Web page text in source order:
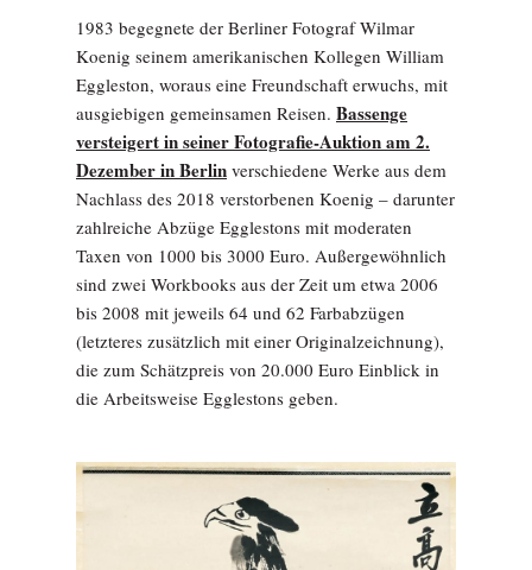
1983 begegnete der Berliner Fotograf Wilmar
Koenig seinem amerikanischen Kollegen William
Eggleston, woraus eine Freundschaft erwuchs, mit
ausgiebigen gemeinsamen Reisen. Bassenge
versteigert in seiner Fotografie-Auktion am 2.
Dezember in Berlin verschiedene Werke aus dem
Nachlass des 2018 verstorbenen Koenig – darunter
zahlreiche Abzüge Egglestons mit moderaten
Taxen von 1000 bis 3000 Euro. Außergewöhnlich
sind zwei Workbooks aus der Zeit um etwa 2006
bis 2008 mit jeweils 64 und 62 Farbabzügen
(letzteres zusätzlich mit einer Originalzeichnung),
die zum Schätzpreis von 20.000 Euro Einblick in
die Arbeitsweise Egglestons geben.